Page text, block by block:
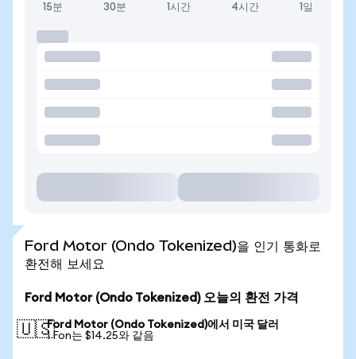
15분 30분 1시간 4시간 1일
Ford Motor (Ondo Tokenized)을 인기 통화로
환전해 보세요
Ford Motor (Ondo Tokenized) 오늘의 환전 가격
🇺🇸Ford Motor (Ondo Tokenized)에서 미국 달러
1 Fon는 $14.25와 같음